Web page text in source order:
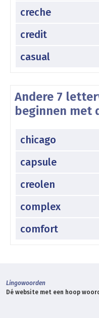
creche
credit
casual
Andere 7
beginnen met
chicago
capsule
creolen
complex
comfort
Lingowoorden
Dé website met een hoop